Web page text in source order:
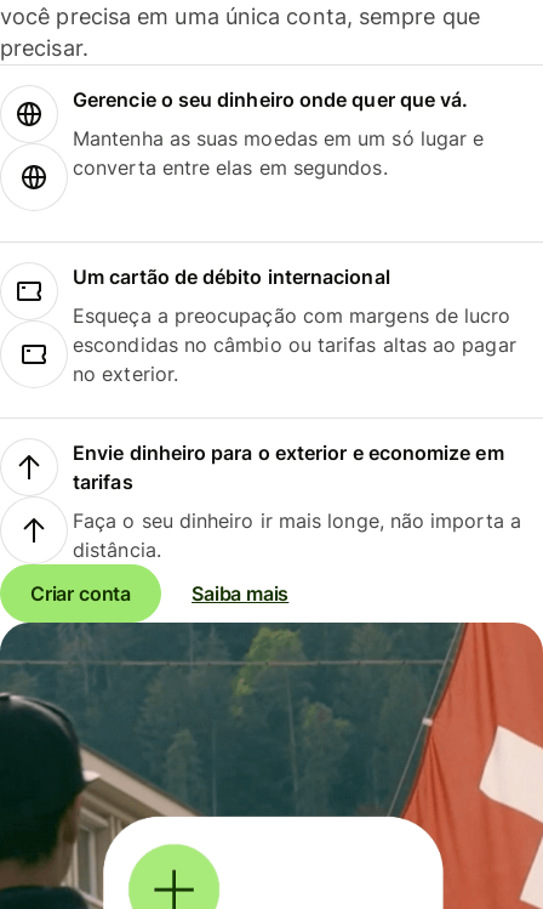
você precisa em uma única conta, sempre que
precisar.
Gerencie o seu dinheiro onde quer que vá.
Mantenha as suas moedas em um só lugar e
converta entre elas em segundos.
Um cartão de débito internacional
Esqueça a preocupação com margens de lucro
escondidas no câmbio ou tarifas altas ao pagar
no exterior.
Envie dinheiro para o exterior e economize em
tarifas
Faça o seu dinheiro ir mais longe, não importa a
distância.
Criar conta
Saiba mais